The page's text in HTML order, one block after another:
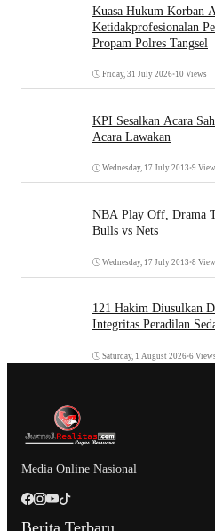
Kuasa Hukum Korban
Ketidakprofesionalan
Propam Polres Tangsel
Friday, 31 July 2026•10 Views
KPI Sesalkan Acara
Acara Lawakan
Wednesday, 17 July 2013 •9
NBA Play Off, Drama
Bulls vs Nets
Wednesday, 17 July 2013 •8
121 Hakim Diusulkan
Integritas Peradilan
Saturday, 1 August 2026•6 Views
Media Online Nasional
Berita Terbaru